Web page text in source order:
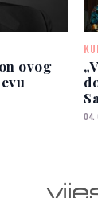
ovog
04.